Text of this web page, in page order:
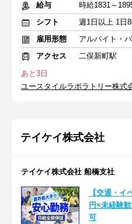
給与
シフト
雇用形態
アルバイト・
アクセス
二俣新町駅
あと3日
ユースタイルラボラトリー株式
テイケイ株式会社
テイケイ株式会社 船橋支社
【交通・
円×未経験
可